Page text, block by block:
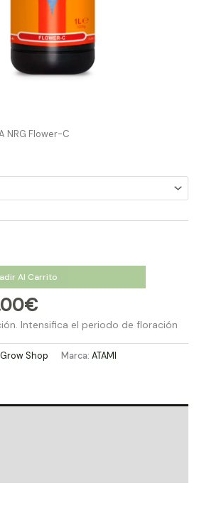
NRG Flower-C
Al Carrito
€
Intensifica el periodo de floración
Grow Shop​ Marca: ATAMI